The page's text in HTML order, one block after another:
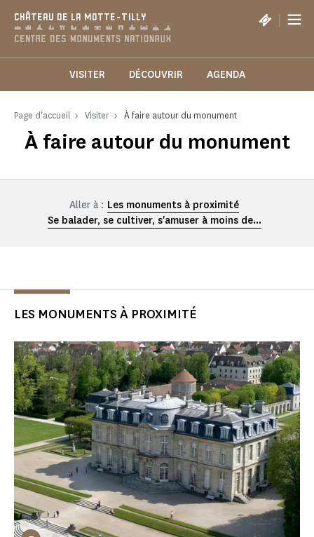
CHÂTEAU DE LA MOTTE-TILLY |
VISITER DÉCOUVRIR AGENDA
Page d'accueil Visiter À faire autour du monument
À faire autour du monument
Aller à : Les monuments à proximité
Se balader, se cultiver, s'amuser à moins de...
LES MONUMENTS À PROXIMITÉ